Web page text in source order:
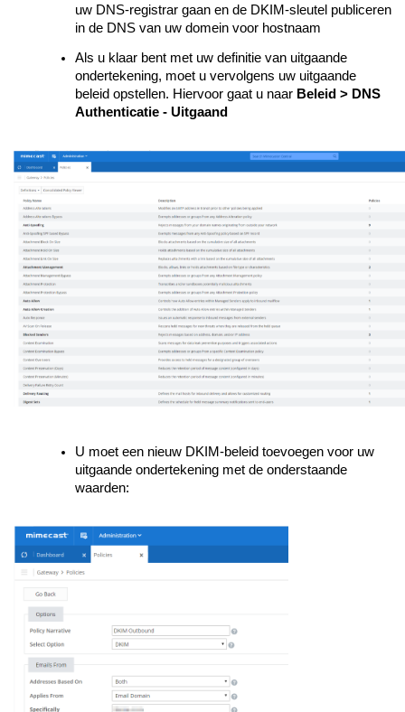
uw DNS-registrar gaan en de DKIM-sleutel publiceren
in de DNS van uw domein voor hostnaam
Als u klaar bent met uw definitie van uitgaande
ondertekening, moet u vervolgens uw uitgaande
beleid opstellen. Hiervoor gaat u naar Beleid > DNS
Authenticatie - Uitgaand
U moet een nieuw DKIM-beleid toevoegen voor uw
uitgaande ondertekening met de onderstaande
waarden: